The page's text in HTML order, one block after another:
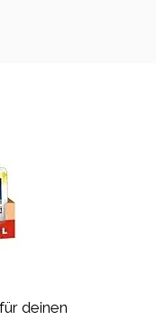
deinen